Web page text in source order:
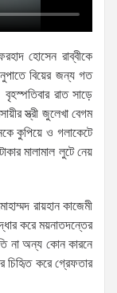
হোসেন রাব্বীকে
বিয়ের জন্য গত
রাত সাড়ে
স্ত্রী জুলেখা বেগম
কুপিয়ে ও গলাকেটে
মালামাল লুটে নেয়
রায়হান কাজেমী
করে ময়নাতদন্তের
না অন্য কোন কারনে
চিহিৃত করে গ্রেফতার